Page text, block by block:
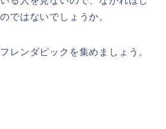
ではないでしょうか。
レンダピックを集めましょう。